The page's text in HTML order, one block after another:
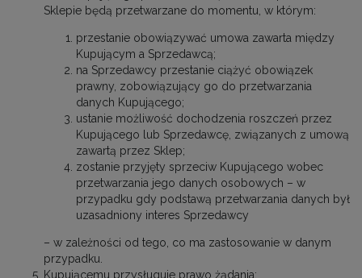
Sklepie będą przetwarzane do momentu, w którym:
przestanie obowiązywać umowa zawarta między
Kupującym a Sprzedawcą;
na Sprzedawcy przestanie ciążyć obowiązek
prawny, zobowiązujący go do przetwarzania
danych Kupującego;
ustanie możliwość dochodzenia roszczeń przez
Kupującego lub Sprzedawcę, związanych z umową
zawartą przez Sklep;
zostanie przyjęty sprzeciw Kupującego wobec
przetwarzania jego danych osobowych – w
przypadku gdy podstawą przetwarzania danych był
uzasadniony interes Sprzedawcy
– w zależności od tego, co ma zastosowanie w danym
przypadku.
Kupującemu przysługuje prawo żądania: